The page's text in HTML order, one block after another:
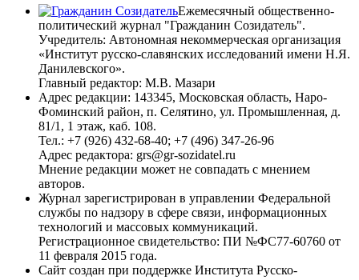
Ежемесячный общественно-
политический журнал "Гражданин Созидатель".
Учредитель: Автономная некоммерческая организация
«Институт русско-славянских исследований имени Н.Я.
Данилевского».
Главный редактор: М.В. Мазари
Адрес редакции: 143345, Московская область, Наро-
Фоминский район, п. Селятино, ул. Промышленная, д.
81/1, 1 этаж, каб. 108.
Тел.: +7 (926) 432-68-40; +7 (496) 347-26-96
Адрес редактора: grs@gr-sozidatel.ru
Мнение редакции может не совпадать с мнением
авторов.
Журнал зарегистрирован в управлении Федеральной
службы по надзору в сфере связи, информационных
технологий и массовых коммуникаций.
Регистрационное свидетельство: ПИ №ФС77-60760 от
11 февраля 2015 года.
Сайт создан при поддержке Института Русско-